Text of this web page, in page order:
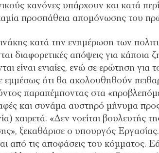
κανόνες υπάρχουν και κατά
προσπάθεια απομόνωσης του
κατά την ενημέρωση των
διαφορετικές απόψεις για
είναι ενιαίες, ενώ σε ερώτηση για
ότι θα ακολουθηθούν
παραπέμποντας στα
και συνάμα αυστηρό μήνυμα
χαιρετά. «Δεν νοείται βουλευτής
ξεκαθάρισε ο υπουργός
από τις αποφάσεις του κόμματος.